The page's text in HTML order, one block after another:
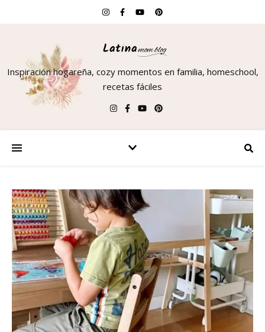
Inspiración hogareña, cozy momentos en familia, homeschool,
recetas fáciles